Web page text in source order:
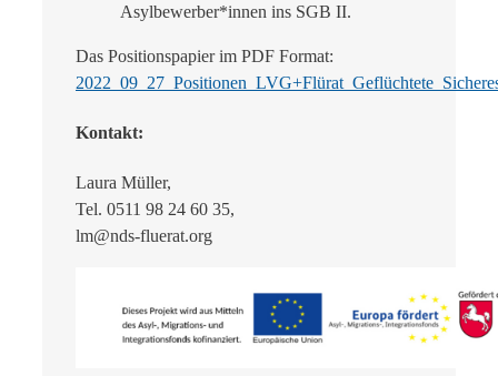
Asylbewerber*innen ins SGB II.
Das Positionspapier im PDF Format:
Kontakt:
Laura Müller,
Tel. 0511 98 24 60 35,
lm@nds-fluerat.org